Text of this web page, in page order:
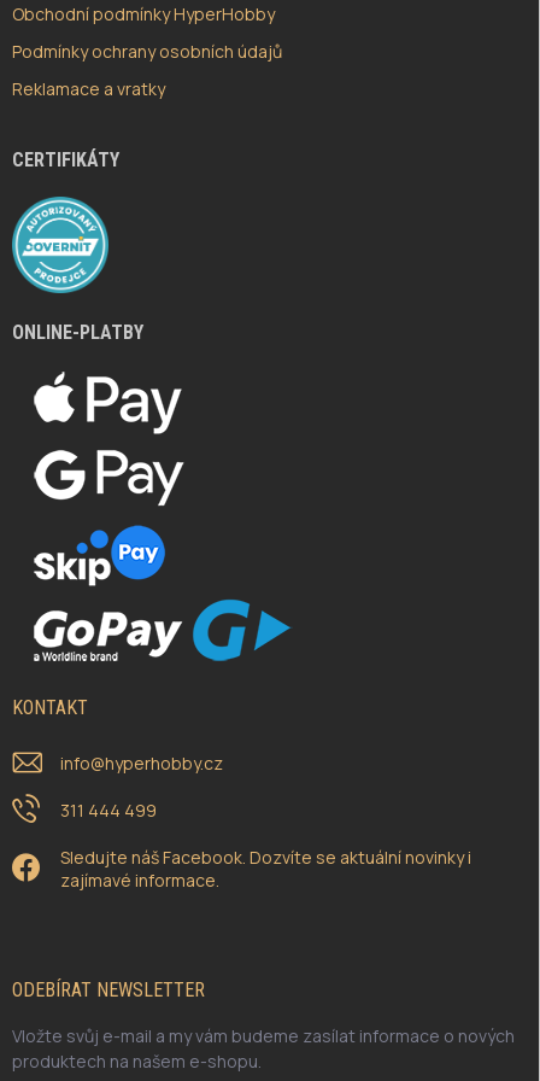
Obchodní podmínky HyperHobby
Podmínky ochrany osobních údajů
Reklamace a vratky
CERTIFIKÁTY
ONLINE-PLATBY
KONTAKT
info@hyperhobby.cz
311 444 499
Sledujte náš Facebook. Dozvíte se aktuální novinky i
zajímavé informace.
ODEBÍRAT NEWSLETTER
Vložte svůj e-mail a my vám budeme zasílat informace o nových
produktech na našem e-shopu.